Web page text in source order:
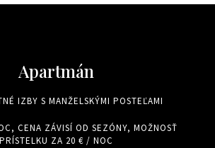
Apartmán
IZBY S MANŽELSKÝMI POSTEĽAMI
CENA ZÁVISÍ OD SEZÓNY, MOŽNOSŤ
PRÍSTELKU ZA 20 € / NOC